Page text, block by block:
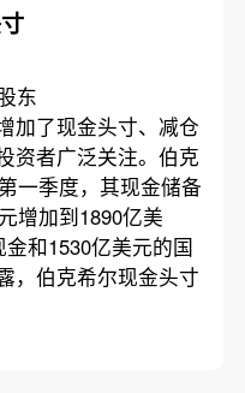
东
加了现金头寸、减仓
资者广泛关注。伯克
一季度，其现金储备
增加到1890亿美
和1530亿美元的国
，伯克希尔现金头寸